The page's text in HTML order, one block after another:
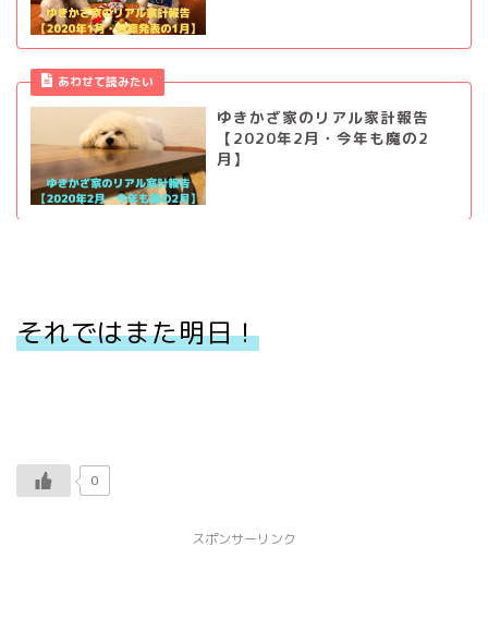
あわせて読みたい
ゆきかざ家のリアル家計報告
【2020年2月・今年も魔の2
月】
それではまた明日！
0
スポンサーリンク